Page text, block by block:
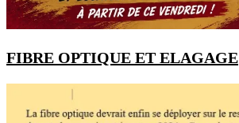
FIBRE OPTIQUE ET ELAGAGE